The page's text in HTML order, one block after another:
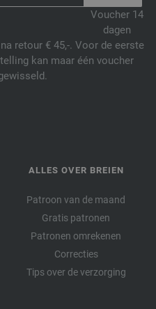
Voucher 14
dagen
retour € 45,-. Voor de eerste
kan maar één voucher
ALLES OVER BREIEN
Patroon van de maand
Gratis patronen
Patronen omrekenen
Correcties
Tips over de verzorging